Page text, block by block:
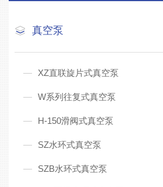
真空泵
XZ直联旋片式真空泵
W系列往复式真空泵
H-150滑阀式真空泵
SZ水环式真空泵
SZB水环式真空泵